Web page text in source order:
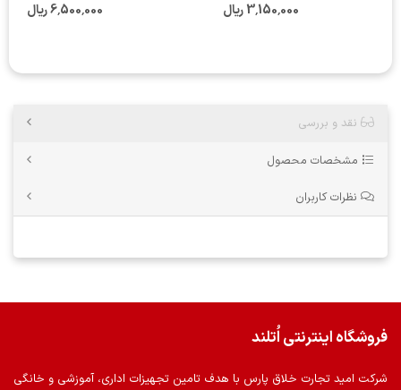
3٬150٬000 ریال 6٬500٬000 ریال
نقد و بررسی
مشخصات محصول
نظرات کاربران
فروشگاه اینترنتی اُتلند
شرکت امید تجارت خلاق پارس با هدف تامین تجهیزات اداری، آموزشی و خانگی